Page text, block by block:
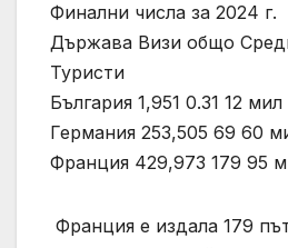
Финални числа за 2024 г.
Държава Визи общо
Туристи
България 1,951 0.31 12 мил
Германия 253,505 69 60
Франция 429,973 179 95
Франция е издала 179